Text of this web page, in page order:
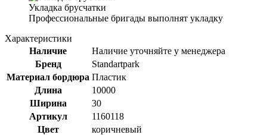
Укладка брусчатки
Профессиональные бригады выполнят укладку
Характеристики
Наличие
Наличие уточняйте у менеджера
Бренд
Standartpark
Материал бордюра Пластик
Длина
10000
Ширина
30
Артикул
1160118
Цвет
коричневый